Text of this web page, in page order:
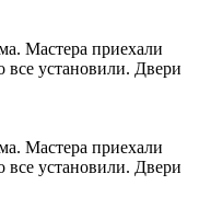
Мастера приехали
все установили. Двери
Мастера приехали
все установили. Двери